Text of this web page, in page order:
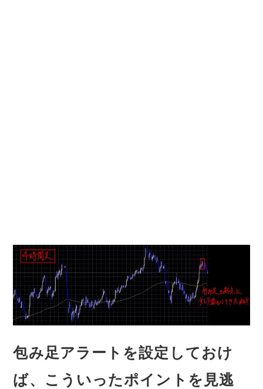
包み足アラートを設定しておけ
ば、こういったポイントを見逃